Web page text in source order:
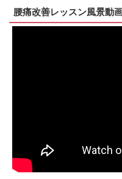
腰痛改善レッスン風景動